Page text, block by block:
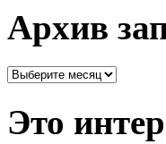
Архив
Архив
месяцам
Это